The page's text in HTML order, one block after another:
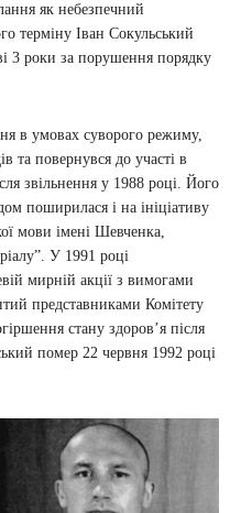
як небезпечний
терміну Іван Сокульський
3 роки за порушення порядку
в умовах суворого режиму,
та повернувся до участі в
звільнення у 1988 році. Його
поширилася і на ініціативу
мови імені Шевченка,
У 1991 році
мирній акції з вимогами
представниками Комітету
стану здоров’я після
помер 22 червня 1992 році